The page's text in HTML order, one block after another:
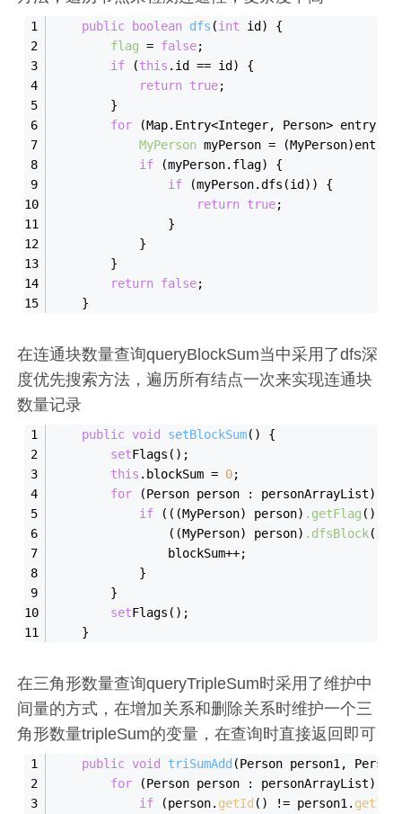
public boolean dfs (int id)
{
flag = false;
if (this .id == id) {
return true;
        }
for (Map.Entry<Integer, Person> entry :
MyPerson myPerson =
if (myPerson.flag) {
if (myPerson.dfs(id)) {
return true;
                }
            }
        }
return false;
    }
在连通块数量查询queryBlockSum当中采用了dfs深
度优先搜索方法，遍历所有结点一次来实现连通块
数量记录
public void setBlockSum()
{
setFlags () ;
this .blockSum = 0;
for
(Person person : personArrayList)
if
(((MyPerson) person) .getFlag ()
((MyPerson)
person) .dfsBlock()
                blockSum++;
            }
        }
setFlags () ;
    }
在三角形数量查询queryTripleSum时采用了维护中
间量的方式，在增加关系和删除关系时维护一个三
角形数量tripleSum的变量，在查询时直接返回即可
public void triSumAdd (Person person1,
for (Person person : personArrayList) {
if (person. getId () != person1. getId